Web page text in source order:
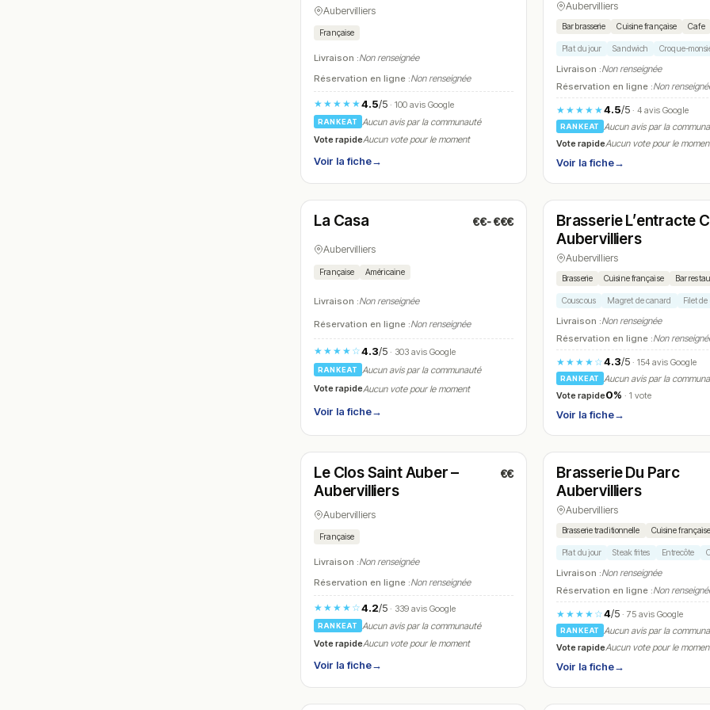
Aubervilliers
Française
Livraison :Non renseignée
Réservation en ligne :Non renseignée
★★★★★4.5/5· 100 avis Google
RANKEAT
Aucun avis par la communauté
Vote rapideAucun vote pour le moment
Voir la fiche→
Aubervilliers
Bar brasserie Cuisine française Cafe
Plat du jour Sandwich Croque-
Livraison :Non renseignée
Réservation en ligne :Non
★★★★★4.5/5· 4 avis Google
RANKEAT
Aucun avis par la
Vote rapideAucun vote pour le
Voir la fiche→
N° 15
Ouvert(11:30 – 15:00, 18:30 – 00:00)
La Casa €€-€€€
Aubervilliers
Française Américaine
Livraison :Non renseignée
Réservation en ligne :Non renseignée
★★★★☆4.3/5· 303 avis Google
RANKEAT
Aucun avis par la communauté
Vote rapideAucun vote pour le moment
Voir la fiche→
N° 16
Ouvert(07:00 – 00:00)
Brasserie L’entracte
Aubervilliers
Aubervilliers
Brasserie Cuisine française Bar
Couscous Magret de canard Filet
Livraison :Non renseignée
Réservation en ligne :Non
★★★★☆4.3/5· 154 avis Google
RANKEAT
Aucun avis par la
Vote rapide0% · 1 vote
Voir la fiche→
N° 18
Ouvert(06:00 – 21:00)
Le Clos Saint Auber –
Aubervilliers
€€
Aubervilliers
Française
Livraison :Non renseignée
Réservation en ligne :Non renseignée
★★★★☆4.2/5· 339 avis Google
RANKEAT
Aucun avis par la communauté
Vote rapideAucun vote pour le moment
Voir la fiche→
N° 19
Ouvert(06:30 – 00:00)
Brasserie Du Parc
Aubervilliers
Aubervilliers
Brasserie traditionnelle Cuisine française
Plat du jour Steak frites Entrecôte
Livraison :Non renseignée
Réservation en ligne :Non
★★★★☆4/5· 75 avis Google
RANKEAT
Aucun avis par la
Vote rapideAucun vote pour le
Voir la fiche→
Ouvert(06:00 – 00:00) Ouvert(11:00 – 00:00)